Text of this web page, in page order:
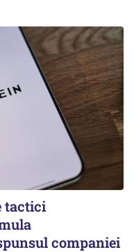
tactici
companiei